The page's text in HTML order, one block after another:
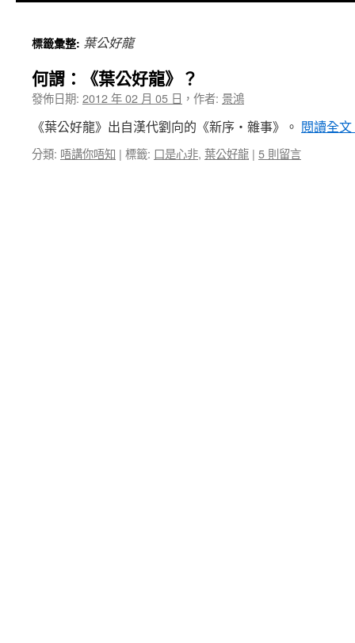
標籤彙整: 葉公好龍
何謂：《葉公好龍》？
發佈日期: 2012 年 02 月 05 日 ， 作者: 景鴻
《葉公好龍》出自漢代劉向的《新序‧雜事》。 閱讀全文
分類: 唔講你唔知 | 標籤: 口是心非, 葉公好龍 | 5 則留言